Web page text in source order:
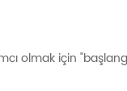
olmak için